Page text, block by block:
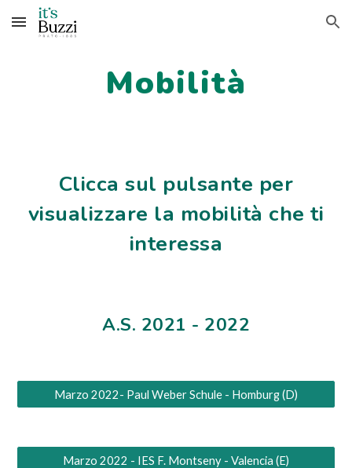
Skip to main content Skip to navigation
Mobilità
Clicca sul pulsante per
visualizzare la mobilità che ti
interessa
A.S. 2021 - 2022
Marzo 2022- Paul Weber Schule - Homburg (D)
Marzo 2022 - IES F. Montseny - Valencia (E)